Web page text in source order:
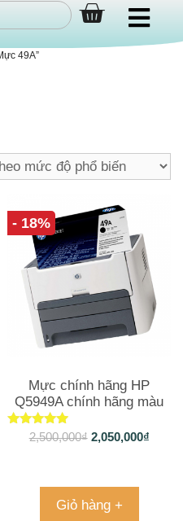
49A”
- 18%
Mực chính hãng HP
Q5949A chính hãng màu
Được xếp
hạng
2,500,000₫ 2,050,000₫
Giỏ hàng +